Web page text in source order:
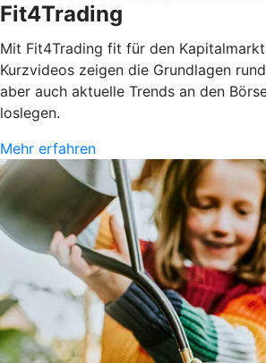
Fit4Trading
Mit Fit4Trading fit für den
Kurzvideos zeigen die Grundlagen
aber auch aktuelle Trends an den
loslegen.
Mehr erfahren